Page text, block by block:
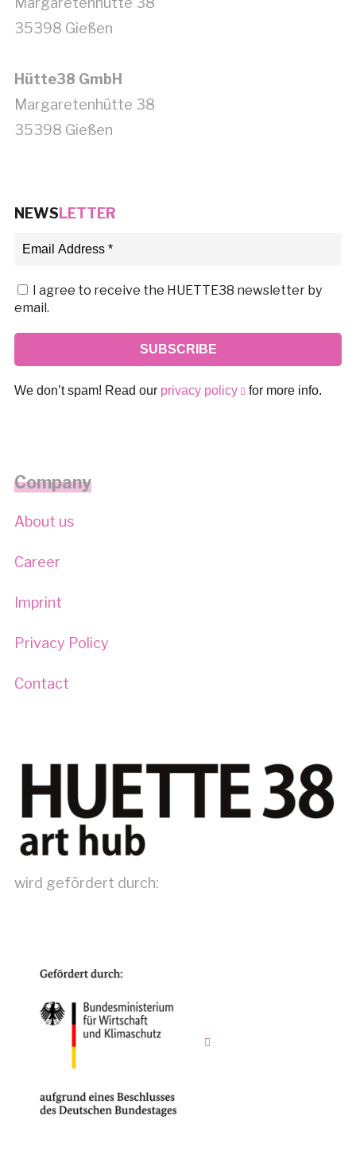
35398 Gießen
Hütte38 GmbH
Margaretenhütte 38
35398 Gießen
NEWSLETTER
I agree to receive the HUETTE38 newsletter by
email.
We don’t spam! Read our privacy policy for more info.
Company
About us
Career
Imprint
Privacy Policy
Contact
wird gefördert durch: